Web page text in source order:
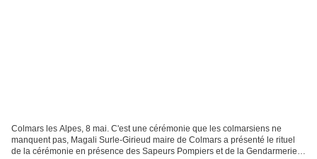
Colmars les Alpes, 8 mai. C'est une cérémonie que les colmarsiens ne
manquent pas, Magali Surle-Girieud maire de Colmars a présenté le rituel
de la cérémonie en présence des Sapeurs Pompiers et de la Gendarmerie ;